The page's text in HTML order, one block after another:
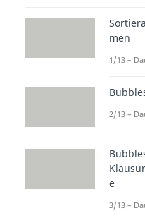
men
1/13 –
2/13 –
e
3/13 –